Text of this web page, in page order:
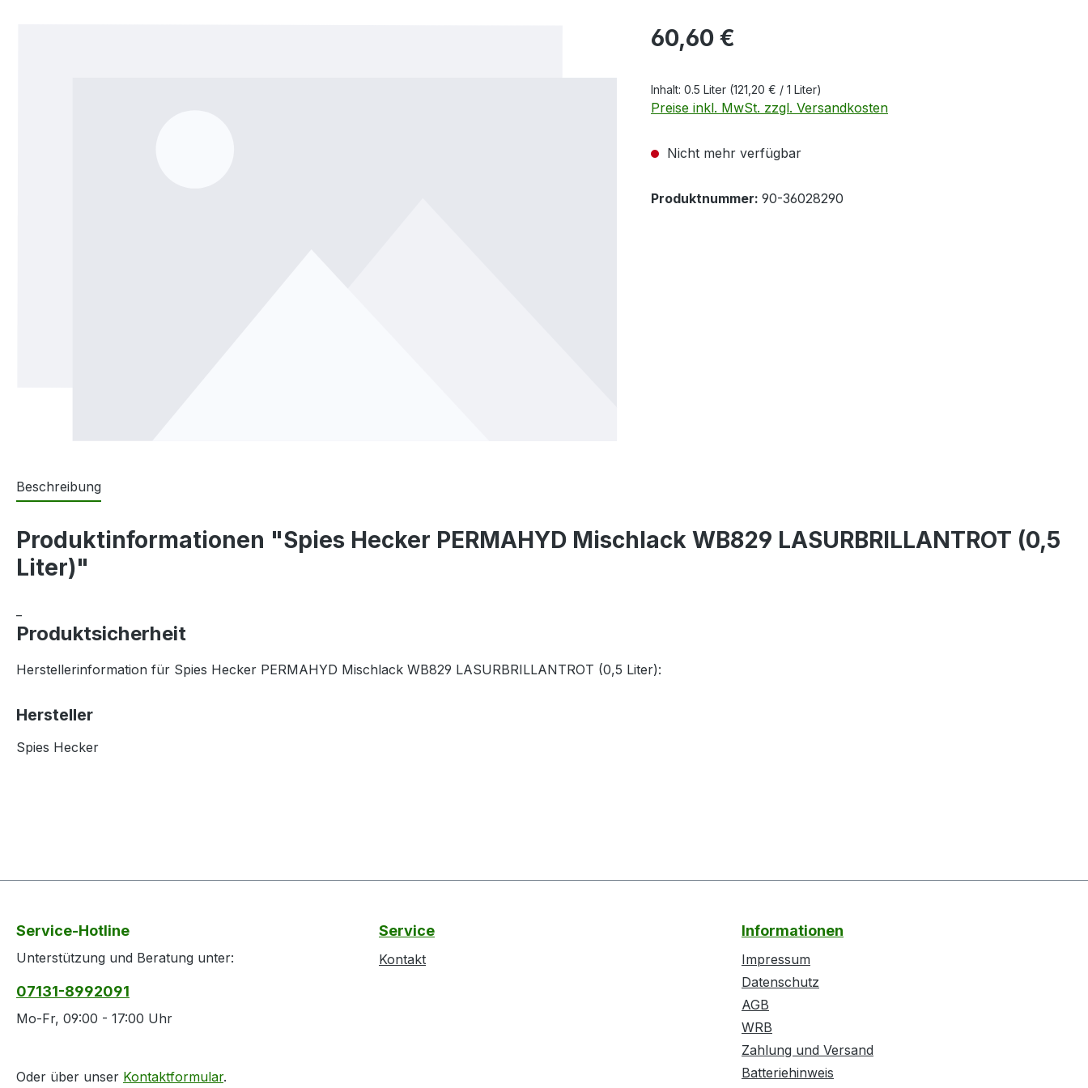
Regulärer Preis:
60,60 €
Inhalt: 0.5 Liter (121,20 € / 1 Liter)
Preise inkl. MwSt. zzgl. Versandkosten
Nicht mehr verfügbar
Produktnummer: 90-36028290
Beschreibung
Produktinformationen "Spies Hecker PERMAHYD Mischlack WB829 LASURBRILLANTROT (0,5
Liter)"
Produktsicherheit
Herstellerinformation für Spies Hecker PERMAHYD Mischlack WB829 LASURBRILLANTROT (0,5 Liter):
Hersteller
Spies Hecker
Service-Hotline
Unterstützung und Beratung unter:
07131-8992091
Mo-Fr, 09:00 - 17:00 Uhr
Oder über unser Kontaktformular.
Service
Kontakt
Informationen
Impressum
Datenschutz
AGB
WRB
Zahlung und Versand
Batteriehinweis